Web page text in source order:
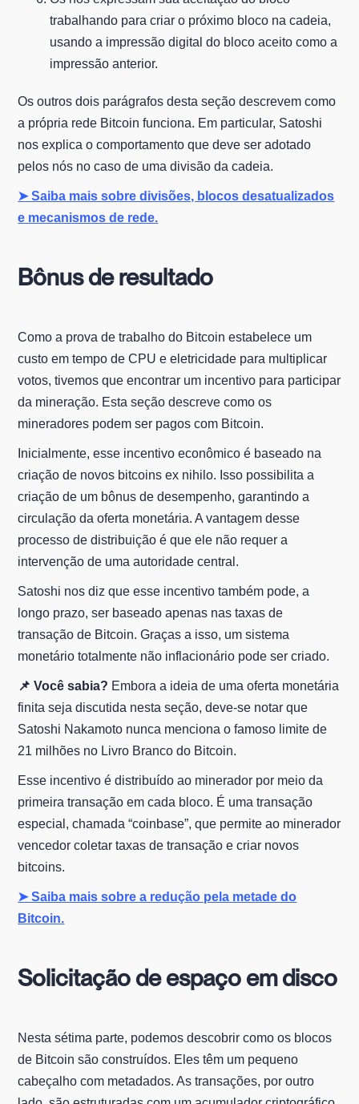
trabalhando para criar o próximo bloco na cadeia,
usando a impressão digital do bloco aceito como a
impressão anterior.
Os outros dois parágrafos desta seção descrevem como
a própria rede Bitcoin funciona. Em particular, Satoshi
nos explica o comportamento que deve ser adotado
pelos nós no caso de uma divisão da cadeia.
➤ Saiba mais sobre divisões, blocos desatualizados
e mecanismos de rede.
Bônus de resultado
Como a prova de trabalho do Bitcoin estabelece um
custo em tempo de CPU e eletricidade para multiplicar
votos, tivemos que encontrar um incentivo para participar
da mineração. Esta seção descreve como os
mineradores podem ser pagos com Bitcoin.
Inicialmente, esse incentivo econômico é baseado na
criação de novos bitcoins ex nihilo. Isso possibilita a
criação de um bônus de desempenho, garantindo a
circulação da oferta monetária. A vantagem desse
processo de distribuição é que ele não requer a
intervenção de uma autoridade central.
Satoshi nos diz que esse incentivo também pode, a
longo prazo, ser baseado apenas nas taxas de
transação de Bitcoin. Graças a isso, um sistema
monetário totalmente não inflacionário pode ser criado.
📌 Você sabia? Embora a ideia de uma oferta monetária
finita seja discutida nesta seção, deve-se notar que
Satoshi Nakamoto nunca menciona o famoso limite de
21 milhões no Livro Branco do Bitcoin.
Esse incentivo é distribuído ao minerador por meio da
primeira transação em cada bloco. É uma transação
especial, chamada “coinbase”, que permite ao minerador
vencedor coletar taxas de transação e criar novos
bitcoins.
➤ Saiba mais sobre a redução pela metade do
Bitcoin.
Solicitação de espaço em disco
Nesta sétima parte, podemos descobrir como os blocos
de Bitcoin são construídos. Eles têm um pequeno
cabeçalho com metadados. As transações, por outro